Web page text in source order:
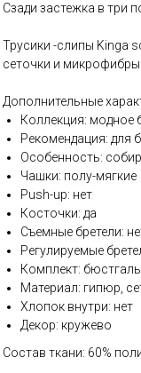
Сзади застежка в три
Трусики -слипы Kinga
сеточки и
Дополнительные
Коллекция: модное
Рекомендация: для
Особенность:
Чашки: полу-мягкие
Push-up: нет
Косточки: да
Съемные бретели:
Регулируемые
Комплект:
Материал: гипюр,
Хлопок внутри: нет
Декор: кружево
Состав ткани: 60%